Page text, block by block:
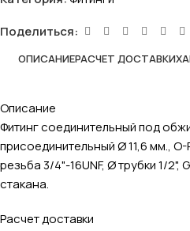
Поделиться:
ОПИСАНИЕРАСЧЕТ ДОСТАВКИ
Описание
Фитинг соединительный под
присоединительный Ø 11,6 мм.,
резьба 3/4"-16UNF, Ø трубки 1/
стакана.
Расчет доставки